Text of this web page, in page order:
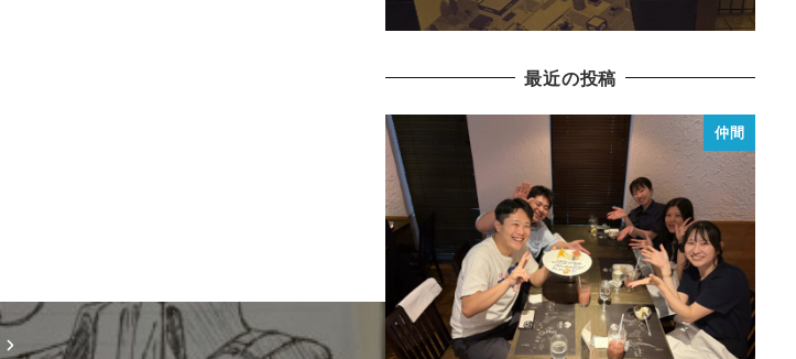
最近の投稿
仲間